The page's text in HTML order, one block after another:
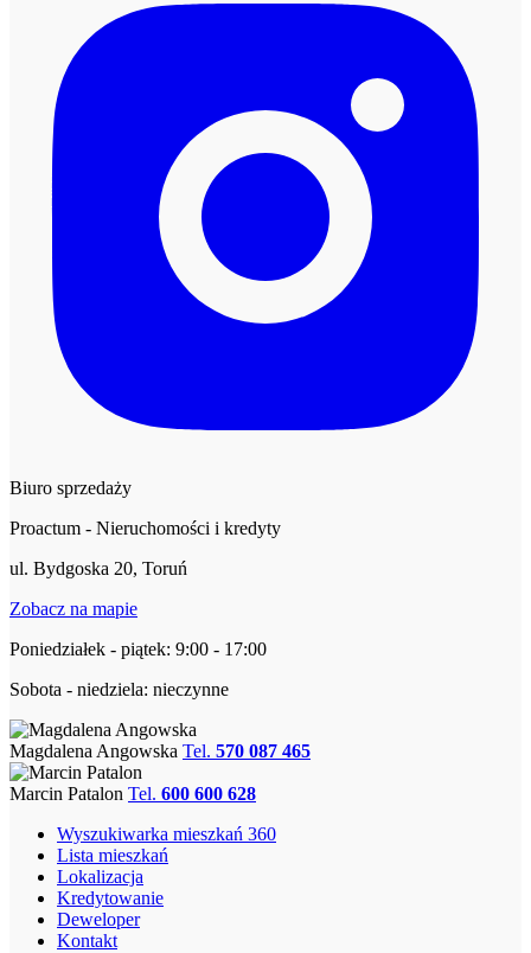
Biuro sprzedaży
Proactum - Nieruchomości i kredyty
ul. Bydgoska 20, Toruń
Zobacz na mapie
Poniedziałek - piątek: 9:00 - 17:00
Sobota - niedziela: nieczynne
Magdalena Angowska Tel. 570 087 465
Marcin Patalon Tel. 600 600 628
Wyszukiwarka mieszkań 360
Lista mieszkań
Lokalizacja
Kredytowanie
Deweloper
Kontakt